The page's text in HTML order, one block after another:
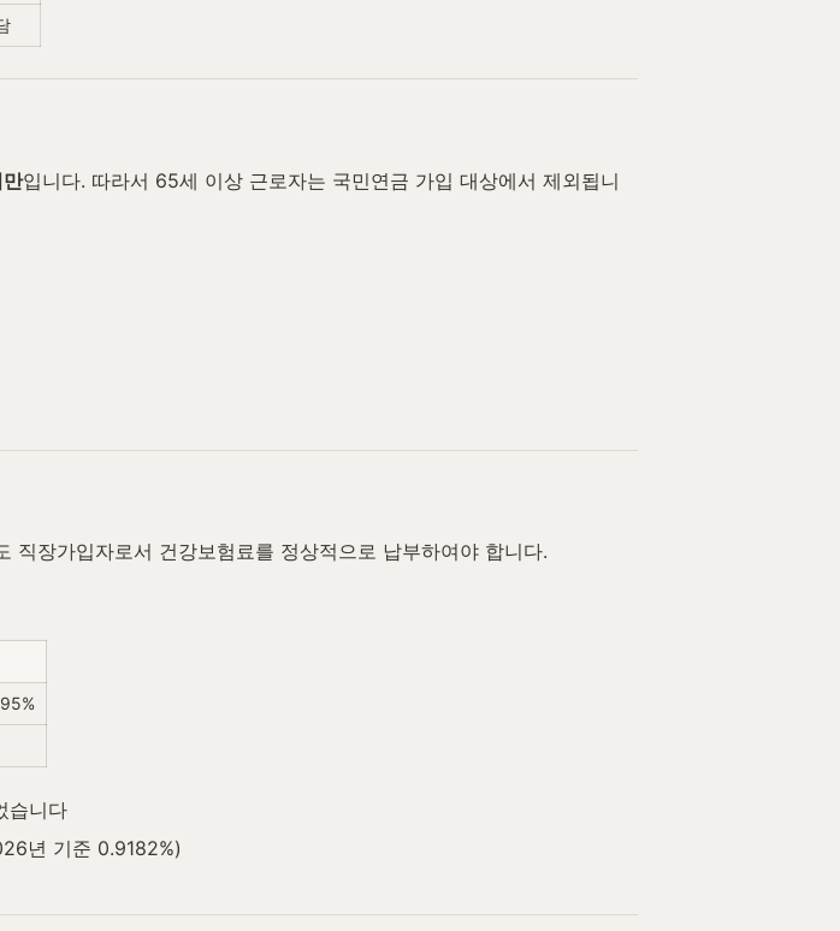
입니다. 따라서 65세 이상 근로자는 국민연금 가입 대상에서 제외됩니
장가입자로서 건강보험료를 정상적으로 납부하여야 합니다.
습니다
년 기준 0.9182%)